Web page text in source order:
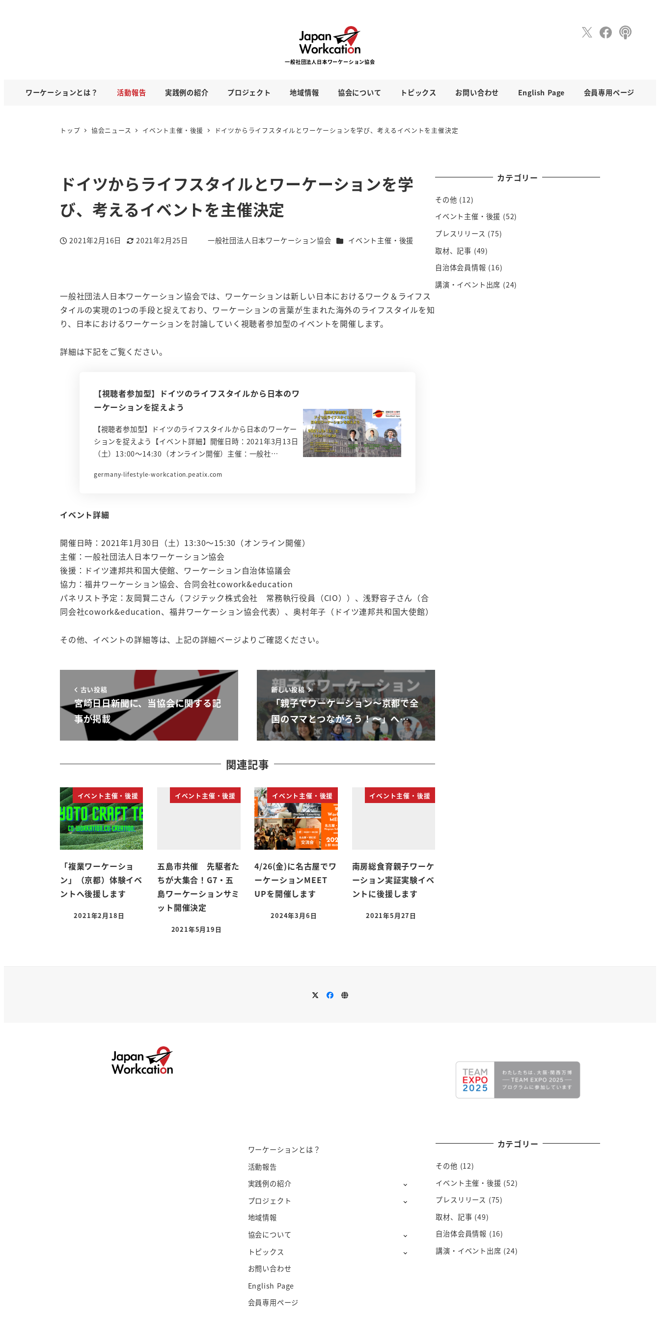
ワーケーションとは？ 活動報告 実践例の紹介 プロジェクト 地域情報 協会について トピックス お問い合わせ English Page 会員専用ページ
トップ 協会ニュース イベント主催・後援 ドイツからライフスタイルとワーケーションを学び、考えるイベントを主催決定
ドイツからライフスタイルとワーケーションを学
び、考えるイベントを主催決定
投稿日
2021年2月16日
更新日
2021年2月25日 一般社団法人日本ワーケーション協会 カテゴリー
イベント主催・後援
一般社団法人日本ワーケーション協会では、ワーケーションは新しい日本におけるワーク＆ライフス
タイルの実現の1つの手段と捉えており、ワーケーションの言葉が生まれた海外のライフスタイルを知
り、日本におけるワーケーションを討論していく視聴者参加型のイベントを開催します。
詳細は下記をご覧ください。
【視聴者参加型】ドイツのライフスタイルから日本のワ
ーケーションを捉えよう
【視聴者参加型】ドイツのライフスタイルから日本のワーケー
ションを捉えよう【イベント詳細】開催日時：2021年3月13日
（土）13:00～14:30（オンライン開催）主催：一般社…
germany-lifestyle-workcation.peatix.com
イベント詳細
開催日時：2021年1月30日（土）13:30～15:30（オンライン開催）
主催：一般社団法人日本ワーケーション協会
後援：ドイツ連邦共和国大使館、ワーケーション自治体協議会
協力：福井ワーケーション協会、合同会社cowork&education
パネリスト予定：友岡賢二さん（フジテック株式会社 常務執行役員（CIO））、浅野容子さん（合
同会社cowork&education、福井ワーケーション協会代表）、奥村年子（ドイツ連邦共和国大使館）
その他、イベントの詳細等は、上記の詳細ベージよりご確認ください。
古い投稿
宮崎日日新聞に、当協会に関する記
事が掲載
新しい投稿
「親子でワーケーション〜京都で全
国のママとつながろう！〜」へ…
関連記事
イベント主催・後援
「複業ワーケーショ
ン」（京都）体験イベ
ントへ後援します
2021年2月18日
イベント主催・後援
五島市共催 先駆者た
ちが大集合！G7・五
島ワーケーションサミ
ット開催決定
2021年5月19日
イベント主催・後援
4/26(金)に名古屋でワ
ーケーションMEET
UPを開催します
2024年3月6日
イベント主催・後援
南房総食育親子ワーケ
ーション実証実験イベ
ントに後援します
2021年5月27日
カテゴリー
その他 (12)
イベント主催・後援 (52)
プレスリリース (75)
取材、記事 (49)
自治体会員情報 (16)
講演・イベント出席 (24)
ワーケーションとは？
活動報告
実践例の紹介
プロジェクト
地域情報
協会について
トピックス
お問い合わせ
English Page
会員専用ページ
カテゴリー
その他 (12)
イベント主催・後援 (52)
プレスリリース (75)
取材、記事 (49)
自治体会員情報 (16)
講演・イベント出席 (24)